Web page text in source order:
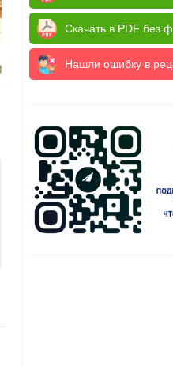
Скачать в PDF без
Нашли ошибку в